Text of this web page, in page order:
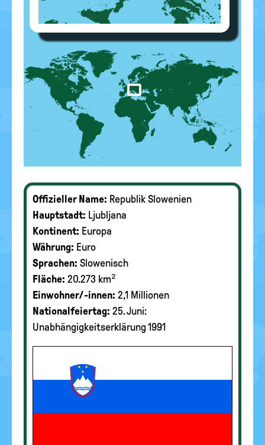
Offizieller Name: Republik Slowenien
Hauptstadt: Ljubljana
Kontinent: Europa
Währung: Euro
Sprachen: Slowenisch
Fläche: 20.273 km²
Einwohner/-innen: 2,1 Millionen
Nationalfeiertag: 25. Juni:
Unabhängigkeitserklärung 1991